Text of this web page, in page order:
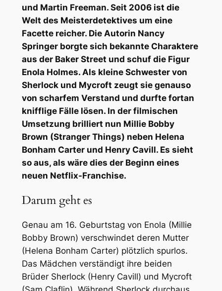
und Martin Freeman. Seit 2006 ist die
Welt des Meisterdetektives um eine
Facette reicher. Die Autorin Nancy
Springer borgte sich bekannte Charaktere
aus der Baker Street und schuf die Figur
Enola Holmes. Als kleine Schwester von
Sherlock und Mycroft zeugt sie genauso
von scharfem Verstand und durfte fortan
knifflige Fälle lösen. In der filmischen
Umsetzung brilliert nun Millie Bobby
Brown (Stranger Things) neben Helena
Bonham Carter und Henry Cavill. Es sieht
so aus, als wäre dies der Beginn eines
neuen Netflix-Franchise.
Darum geht es
Genau am 16. Geburtstag von Enola (Millie
Bobby Brown) verschwindet deren Mutter
(Helena Bonham Carter) plötzlich spurlos.
Das Mädchen verständigt ihre beiden
Brüder Sherlock (Henry Cavill) und Mycroft